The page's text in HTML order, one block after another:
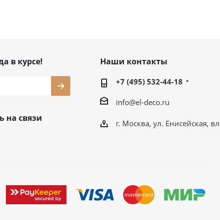
в курсе!
на связи
Наши контакты
+7 (495) 532-44-18
info@el-deco.ru
г. Москва, ул. Енисейская,